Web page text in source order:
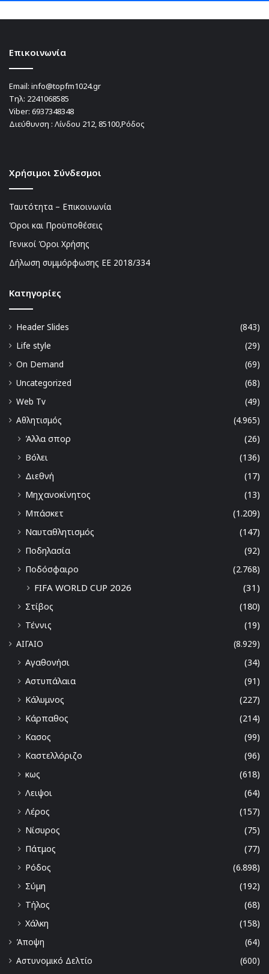
Επικοινωνία
Email: info@topfm1024.gr
Τηλ: 2241068585
Viber: 6937348348
Διεύθυνση : Λίνδου 212, 85100,Ρόδος
Χρήσιμοι Σύνδεσμοι
Ταυτότητα – Επικοινωνία
Όροι και Προϋποθέσεις
Γενικοί Όροι Χρήσης
Δήλωση συμμόρφωσης ΕΕ 2018/334
Kατηγορίες
Header Slides
(843)
Life style
(29)
On Demand
(69)
Uncategorized
(68)
Web Tv
(49)
Αθλητισμός
(4.965)
Άλλα σπορ
(26)
Βόλει
(136)
Διεθνή
(17)
Μηχανοκίνητος
(13)
Μπάσκετ
(1.209)
Ναυταθλητισμός
(147)
Ποδηλασία
(92)
Ποδόσφαιρο
(2.768)
FIFA WORLD CUP 2026 (31)
Στίβος
(180)
Τέννις
(19)
ΑΙΓΑΙΟ
(8.929)
Αγαθονήσι
(34)
Αστυπάλαια
(91)
Κάλυμνος
(227)
Κάρπαθος
(214)
Κασος
(99)
Καστελλόριζο
(96)
κως
(618)
Λειψοι
(64)
Λέρος
(157)
Νίσυρος
(75)
Πάτμος
(77)
Ρόδος
(6.898)
Σύμη
(192)
Τήλος
(68)
Χάλκη
(158)
Άποψη
(64)
Αστυνομικό Δελτίο
(600)